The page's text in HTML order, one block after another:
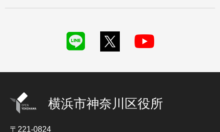
横浜市神奈川区役所
〒221-0824